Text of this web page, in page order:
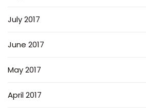
July 2017
June 2017
May 2017
April 2017